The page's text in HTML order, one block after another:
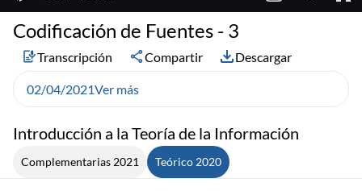
Introducción a la Teoría de la Información
Complementarias 2021 Teórico 2020
Codificación de Fuentes - 3
Transcripción Compartir Descargar
02/04/2021Ver más